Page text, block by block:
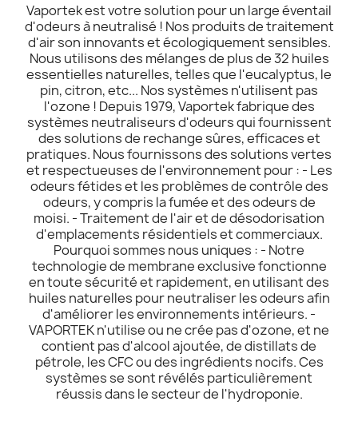
Vaportek est votre solution pour un large éventail
d'odeurs à neutralisé ! Nos produits de traitement
d'air son innovants et écologiquement sensibles.
Nous utilisons des mélanges de plus de 32 huiles
essentielles naturelles, telles que l'eucalyptus, le
pin, citron, etc... Nos systèmes n'utilisent pas
l'ozone ! Depuis 1979, Vaportek fabrique des
systèmes neutraliseurs d'odeurs qui fournissent
des solutions de rechange sûres, efficaces et
pratiques. Nous fournissons des solutions vertes
et respectueuses de l'environnement pour : - Les
odeurs fétides et les problèmes de contrôle des
odeurs, y compris la fumée et des odeurs de
moisi. - Traitement de l'air et de désodorisation
d'emplacements résidentiels et commerciaux.
Pourquoi sommes nous uniques : - Notre
technologie de membrane exclusive fonctionne
en toute sécurité et rapidement, en utilisant des
huiles naturelles pour neutraliser les odeurs afin
d'améliorer les environnements intérieurs. -
VAPORTEK n'utilise ou ne crée pas d'ozone, et ne
contient pas d'alcool ajoutée, de distillats de
pétrole, les CFC ou des ingrédients nocifs. Ces
systèmes se sont révélés particulièrement
réussis dans le secteur de l'hydroponie.